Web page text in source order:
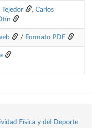
, Carlos
/ Formato PDF
Física y del Deporte